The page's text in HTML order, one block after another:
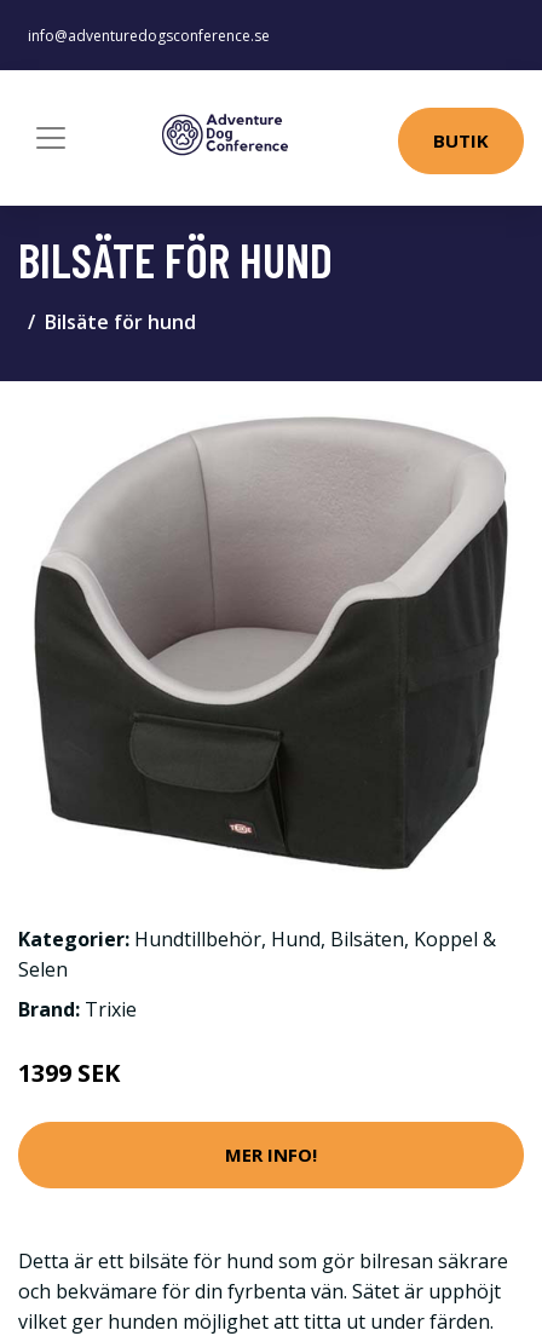
info@adventuredogsconference.se
BUTIK
BILSÄTE FÖR HUND
Bilsäte för hund
Kategorier: Hundtillbehör, Hund, Bilsäten, Koppel &
Selen
Brand: Trixie
1399 SEK
MER INFO!
Detta är ett bilsäte för hund som gör bilresan säkrare
och bekvämare för din fyrbenta vän. Sätet är upphöjt
vilket ger hunden möjlighet att titta ut under färden.